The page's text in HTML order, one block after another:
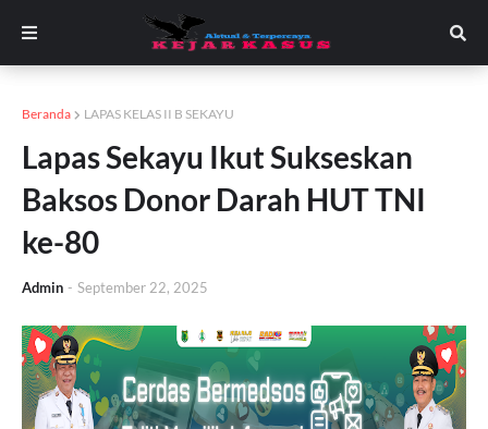
Beranda LAPAS KELAS II B SEKAYU
Lapas Sekayu Ikut Sukseskan
Baksos Donor Darah HUT TNI
ke-80
Admin - September 22, 2025